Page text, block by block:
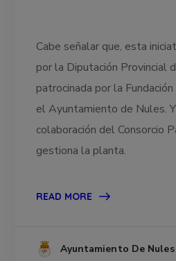
Cabe señalar que, esta
por la Diputación Provincial
patrocinada por la
el Ayuntamiento de Nules.
colaboración del Consorcio
gestiona la planta.
READ MORE
Ayuntamiento De Nules